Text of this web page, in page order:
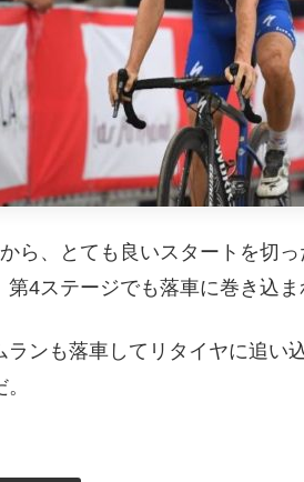
ら、とても良いスタートを切
第4ステージでも落車に巻き込
ランも落車してリタイヤに追